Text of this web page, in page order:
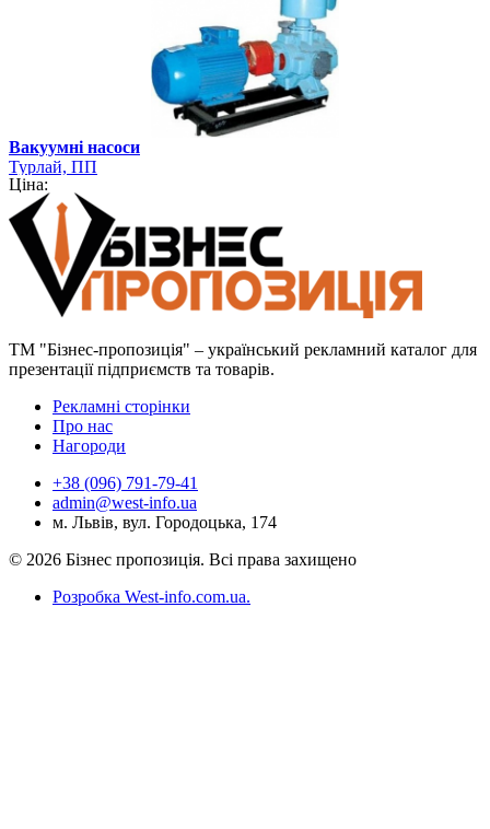
Вакуумні насоси
Турлай, ПП
Ціна:
ТМ "Бізнес-пропозиція" – український рекламний каталог для
презентації підприємств та товарів.
Рекламні сторінки
Про нас
Нагороди
+38 (096) 791-79-41
admin@west-info.ua
м. Львів, вул. Городоцька, 174
© 2026 Бізнес пропозиція. Всі права захищено
Розробка West-info.com.ua.